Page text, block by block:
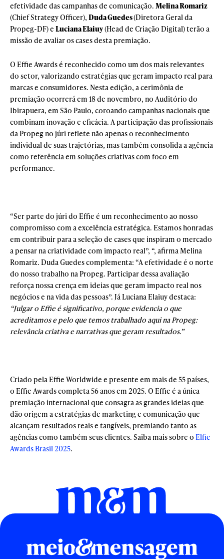
efetividade das campanhas de comunicação. Melina Romariz
(Chief Strategy Officer), Duda Guedes(Diretora Geral da
Propeg-DF) e Luciana Elaiuy(Head de Criação Digital) terão a
missão de avaliar os cases desta premiação.
O Effie Awards é reconhecido como um dos mais relevantes
do setor, valorizando estratégias que geram impacto real para
marcas e consumidores. Nesta edição, a cerimônia de
premiação ocorrerá em 18 de novembro, no Auditório do
Ibirapuera, em São Paulo, coroando campanhas nacionais que
combinam inovação e eficácia. A participação das profissionais
da Propeg no júri reflete não apenas o reconhecimento
individual de suas trajetórias, mas também consolida a agência
como referência em soluções criativas com foco em
performance.
“Ser parte do júri do Effie é um reconhecimento ao nosso
compromisso com a excelência estratégica. Estamos honradas
em contribuir para a seleção de cases que inspiram o mercado
a pensar na criatividade com impacto real”, “, afirma Melina
Romariz. Duda Guedes complementa: “A efetividade é o norte
do nosso trabalho na Propeg. Participar dessa avaliação
reforça nossa crença em ideias que geram impacto real nos
negócios e na vida das pessoas”. Já Luciana Elaiuy destaca:
“Julgar o Effie é significativo, porque evidencia o que
acreditamos e pelo que temos trabalhado aqui na Propeg:
relevância criativa e narrativas que geram resultados.”
Criado pela Effie Worldwide e presente em mais de 55 países,
o Effie Awards completa 56 anos em 2025. O Effie é a única
premiação internacional que consagra as grandes ideias que
dão origem a estratégias de marketing e comunicação que
alcançam resultados reais e tangíveis, premiando tanto as
agências como também seus clientes. Saiba mais sobre o Elfie
Awards Brasil 2025.